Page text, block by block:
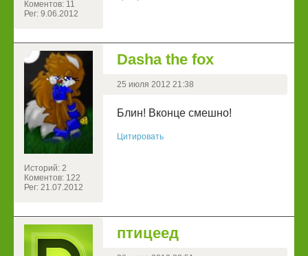
Коментов: 11
Рег: 9.06.2012
Историй: 2
Коментов: 122
Рег: 21.07.2012
Dasha the fox
25 июля 2012 21:38
Блин! Вконце смешно!
Цитировать
птицеед